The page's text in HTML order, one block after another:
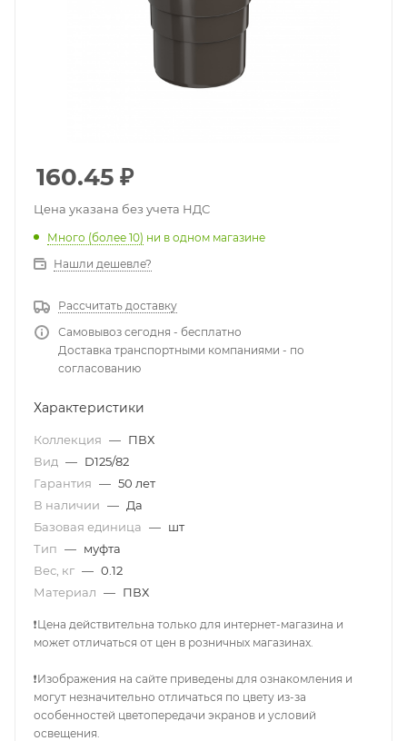
160.45 ₽
Цена указана без учета НДС
Много (более 10) ни в одном магазине
Нашли дешевле?
Рассчитать доставку
Самовывоз сегодня - бесплатно
Доставка транспортными компаниями - по
согласованию
Характеристики
Коллекция — ПВХ
Вид — D125/82
Гарантия — 50 лет
В наличии — Да
Базовая единица — шт
Тип — муфта
Вес, кг — 0.12
Материал — ПВХ
❗Цена действительна только для интернет-магазина и
может отличаться от цен в розничных магазинах.
❗Изображения на сайте приведены для ознакомления и
могут незначительно отличаться по цвету из-за
особенностей цветопередачи экранов и условий
освещения.